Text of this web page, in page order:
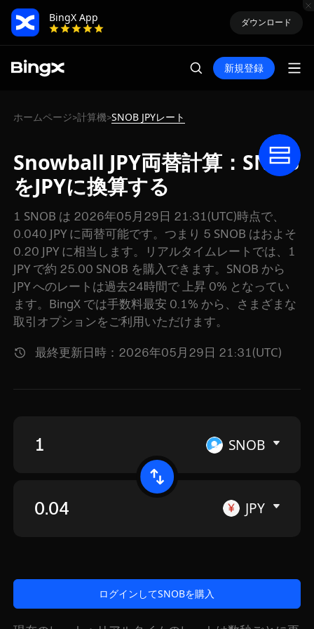
BingX App
ダウンロード
新規登録
ホームページ>計算機>SNOB JPYレート
Snowball JPY両替計算：SNOB
をJPYに換算する
1 SNOB は 2026年05月29日 21:31(UTC)時点で、
0.040 JPY に両替可能です。つまり 5 SNOB はおよそ
0.20 JPY に相当します。リアルタイムレートでは、1
JPY で約 25.00 SNOB を購入できます。SNOB から
JPY へのレートは過去24時間で 上昇 0% となってい
ます。BingX では手数料最安 0.1% から、さまざまな
取引オプションをご利用いただけます。
最終更新日時：2026年05月29日 21:31(UTC)
SNOB
JPY
ログインしてSNOBを購入